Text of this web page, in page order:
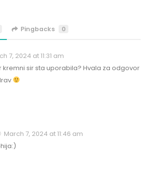
Pingbacks 0
7, 2024 at 11:31 am
kremni sir sta uporabila? Hvala za odgovor
March 7, 2024 at 11:46 am